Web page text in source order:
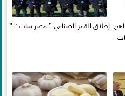
إطلاق القمر الصناعي ” مصر سات ٢ ”